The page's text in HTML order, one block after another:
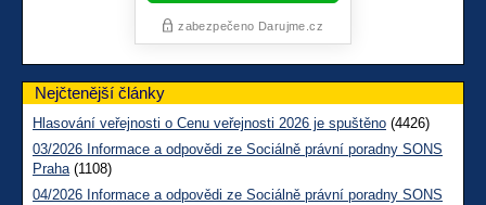
Nejčtenější články
Hlasování veřejnosti o Cenu veřejnosti 2026 je spuštěno (4426)
03/2026 Informace a odpovědi ze Sociálně právní poradny SONS
Praha(1108)
04/2026 Informace a odpovědi ze Sociálně právní poradny SONS